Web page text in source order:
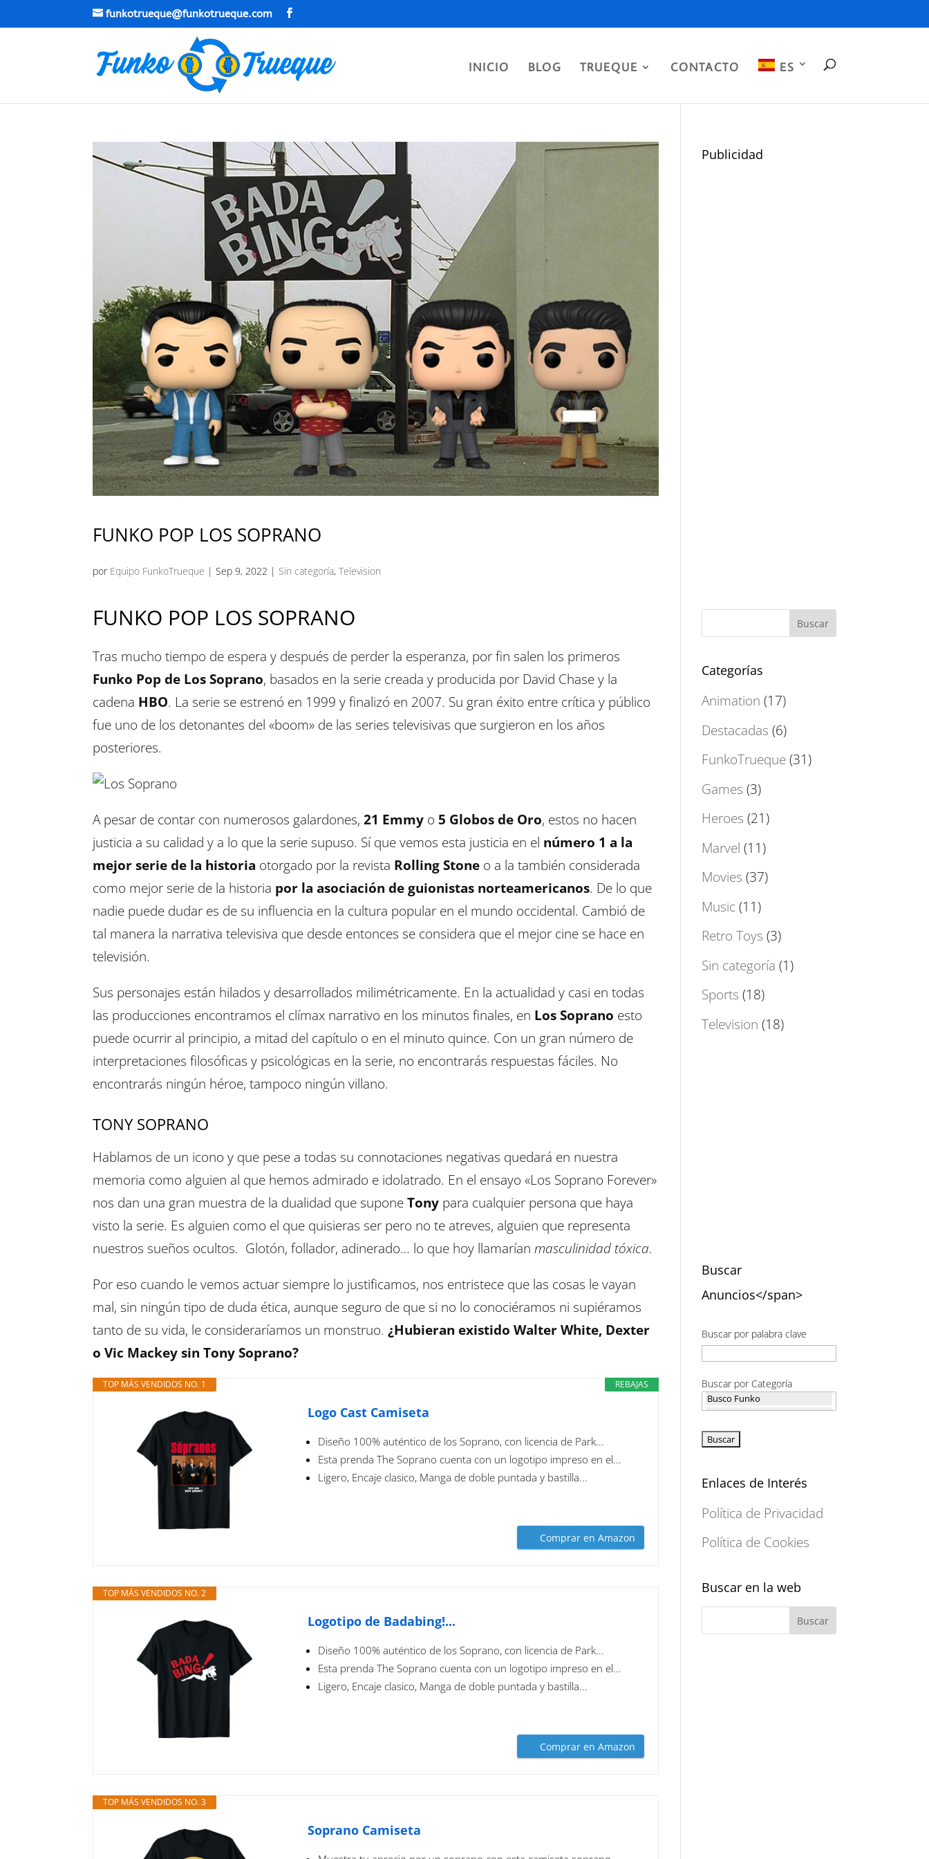
funkotrueque@funkotrueque.com
INICIO BLOG TRUEQUE CONTACTO ES
FUNKO POP LOS SOPRANO
por Equipo FunkoTrueque | Sep 9, 2022 | Sin categoría,Television
FUNKO POP LOS SOPRANO
Tras mucho tiempo de espera y después de perder la esperanza, por fin salen los primeros
Funko Pop de Los Soprano, basados en la serie creada y producida por David Chase y la
cadena HBO. La serie se estrenó en 1999 y finalizó en 2007. Su gran éxito entre crítica y público
fue uno de los detonantes del «boom» de las series televisivas que surgieron en los años
posteriores.
A pesar de contar con numerosos galardones,21 Emmy o 5 Globos de Oro, estos no hacen
justicia a su calidad y a lo que la serie supuso. Sí que vemos esta justicia en el número 1 a la
mejor serie de la historia otorgado por la revista Rolling Stone o a la también considerada
como mejor serie de la historia por la asociación de guionistas norteamericanos. De lo que
nadie puede dudar es de su influencia en la cultura popular en el mundo occidental. Cambió de
tal manera la narrativa televisiva que desde entonces se considera que el mejor cine se hace en
televisión.
Sus personajes están hilados y desarrollados milimétricamente. En la actualidad y casi en todas
las producciones encontramos el clímax narrativo en los minutos finales, en Los Soprano esto
puede ocurrir al principio, a mitad del capítulo o en el minuto quince. Con un gran número de
interpretaciones filosóficas y psicológicas en la serie, no encontrarás respuestas fáciles. No
encontrarás ningún héroe, tampoco ningún villano.
TONY SOPRANO
Hablamos de un icono y que pese a todas su connotaciones negativas quedará en nuestra
memoria como alguien al que hemos admirado e idolatrado. En el ensayo «Los Soprano Forever»
nos dan una gran muestra de la dualidad que suponeTony para cualquier persona que haya
visto la serie. Es alguien como el que quisieras ser pero no te atreves, alguien que representa
nuestros sueños ocultos. Glotón, follador, adinerado… lo que hoy llamaríanmasculinidad tóxica.
Por eso cuando le vemos actuar siempre lo justificamos, nos entristece que las cosas le vayan
mal, sin ningún tipo de duda ética, aunque seguro de que si no lo conociéramos ni supiéramos
tanto de su vida, le consideraríamos un monstruo. ¿Hubieran existido Walter White, Dexter
o Vic Mackey sin Tony Soprano?
REBAJAS
TOP MÁS VENDIDOS NO. 1
Logo Cast Camiseta
Diseño 100% auténtico de los Soprano, con licencia de Park...
Esta prenda The Soprano cuenta con un logotipo impreso en el...
Ligero, Encaje clasico, Manga de doble puntada y bastilla...
Comprar en Amazon
TOP MÁS VENDIDOS NO. 2
Logotipo de Badabing!...
Diseño 100% auténtico de los Soprano, con licencia de Park...
Esta prenda The Soprano cuenta con un logotipo impreso en el...
Ligero, Encaje clasico, Manga de doble puntada y bastilla...
Comprar en Amazon
TOP MÁS VENDIDOS NO. 3
Soprano Camiseta
Publicidad
Categorías
Animation (17)
Destacadas (6)
FunkoTrueque(31)
Games (3)
Heroes (21)
Marvel (11)
Movies (37)
Music(11)
Retro Toys (3)
Sin categoría (1)
Sports (18)
Television (18)
Buscar
Anuncios</span>
Buscar por palabra clave
Buscar por Categoría
Enlaces de Interés
Política de Privacidad
Política de Cookies
Buscar en la web